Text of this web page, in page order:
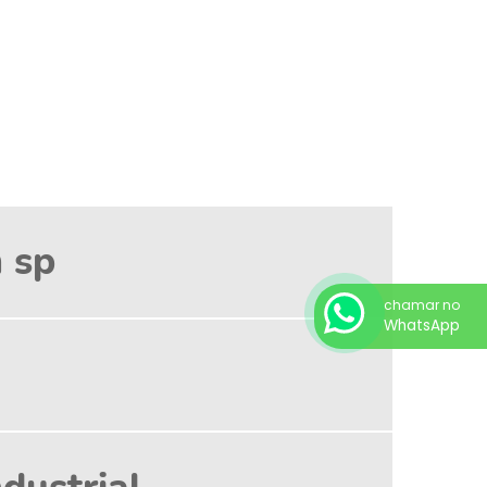
MANUTENÇÃO DE VARREDEIRA
sp
chamar no
WhatsApp